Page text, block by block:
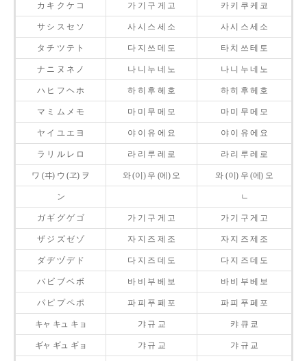
カ キ ク ケ コ 가 기 구 게 고 카 키 쿠 케 코
サ シ ス セ ソ 사 시 스 세 소 사 시 스 세 소
タ チ ツ テ ト 다 지 쓰 데 도 타 치 쓰 테 토
ナ ニ ヌ ネ ノ 나 니 누 네 노 나 니 누 네 노
ハ ヒ フ ヘ ホ 하 히 후 헤 호 하 히 후 헤 호
マ ミ ム メ モ 마 미 무 메 모 마 미 무 메 모
ヤ イ ユ エ ヨ 야 이 유 에 요 야 이 유 에 요
ラ リ ル レ ロ 라 리 루 레 로 라 리 루 레 로
ワ (ヰ) ウ (ヱ) ヲ 와 (이) 우 (에) 오 와 (이) 우 (에) 오
ン ㄴ
ガ ギ グ ゲ ゴ 가 기 구 게 고 가 기 구 게 고
ザ ジ ズ ゼ ゾ 자 지 즈 제 조 자 지 즈 제 조
ダ ヂ ヅ デ ド 다 지 즈 데 도 다 지 즈 데 도
バ ビ ブ ベ ボ 바 비 부 베 보 바 비 부 베 보
パ ピ プ ペ ポ 파 피 푸 페 포 파 피 푸 페 포
キャ キュ キョ 갸 규 교 캬 큐 쿄
ギャ ギュ ギョ 갸 규 교 갸 규 교